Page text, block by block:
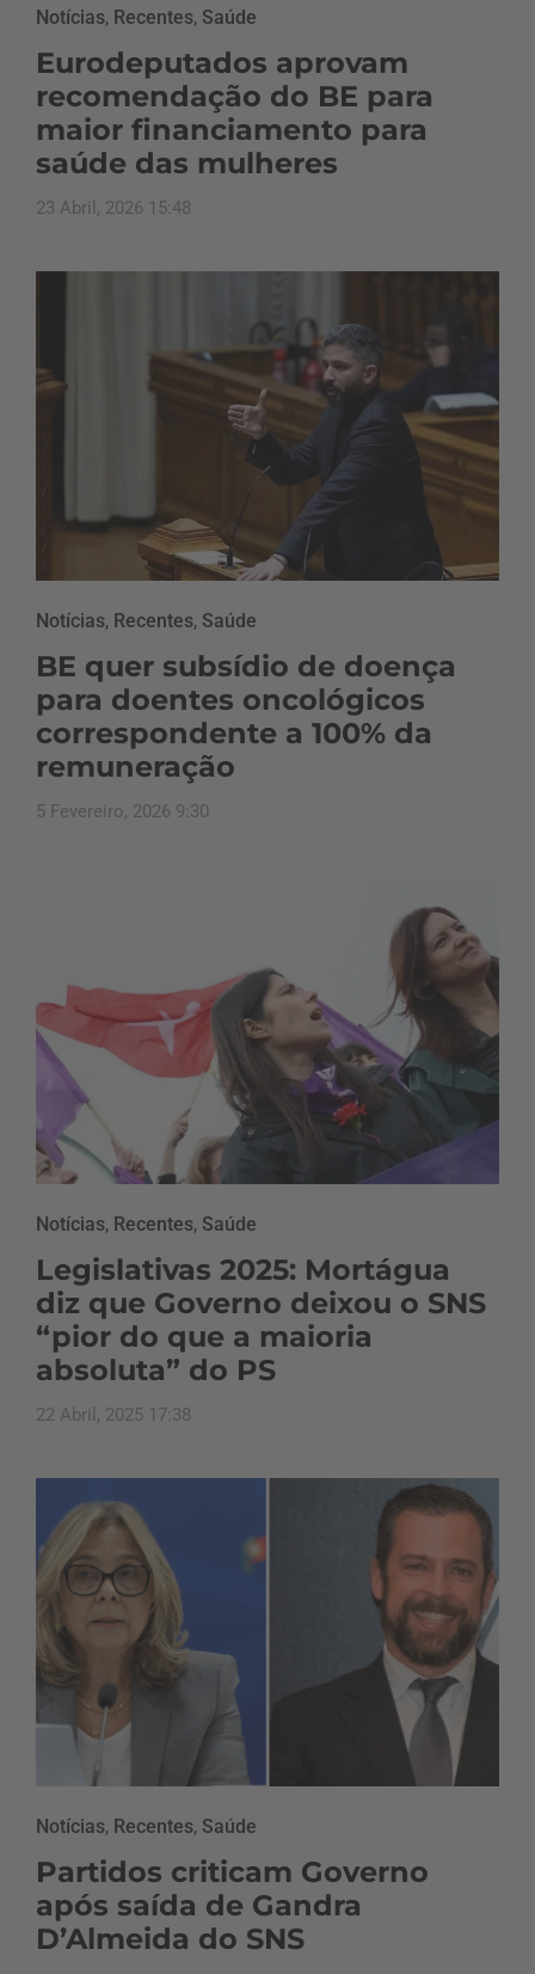
Notícias, Recentes, Saúde
Eurodeputados aprovam
recomendação do BE para
maior financiamento para
saúde das mulheres
23 Abril, 2026 15:48
Notícias, Recentes, Saúde
BE quer subsídio de doença
para doentes oncológicos
correspondente a 100% da
remuneração
5 Fevereiro, 2026 9:30
Notícias, Recentes, Saúde
Legislativas 2025: Mortágua
diz que Governo deixou o SNS
“pior do que a maioria
absoluta” do PS
22 Abril, 2025 17:38
Notícias, Recentes, Saúde
Partidos criticam Governo
após saída de Gandra
D’Almeida do SNS